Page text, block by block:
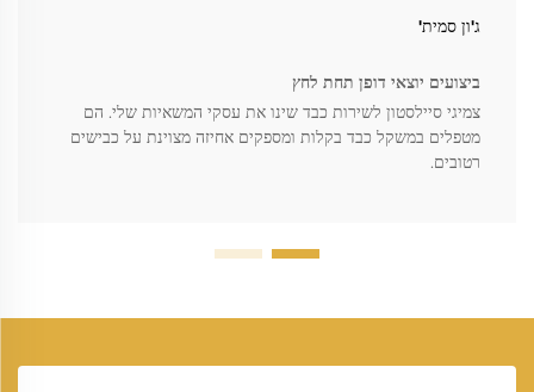
ג'ון סמית'
ביצועים יוצאי דופן תחת לחץ
צמיגי סיילסטון לשירות כבד שינו את עסקי המשאיות שלי. הם
מטפלים במשקל כבד בקלות ומספקים אחיזה מצוינת על כבישים
רטובים.